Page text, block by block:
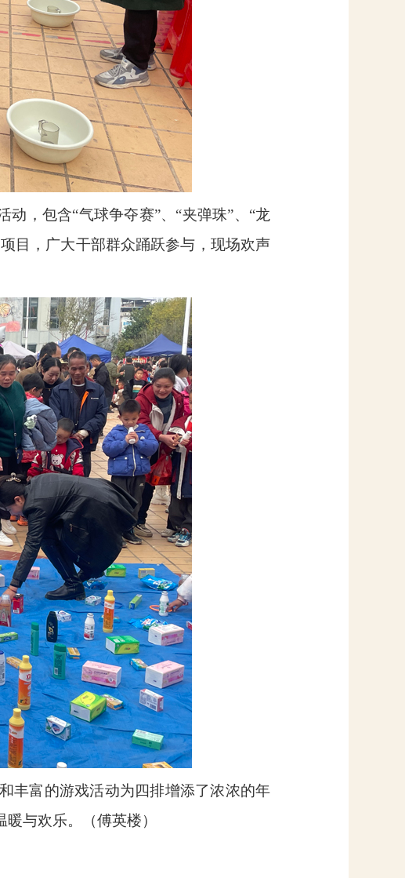
动，包含“气球争夺赛”、“夹弹珠”、“龙
目，广大干部群众踊跃参与，现场欢声
丰富的游戏活动为四排增添了浓浓的年
与欢乐。（傅英楼）